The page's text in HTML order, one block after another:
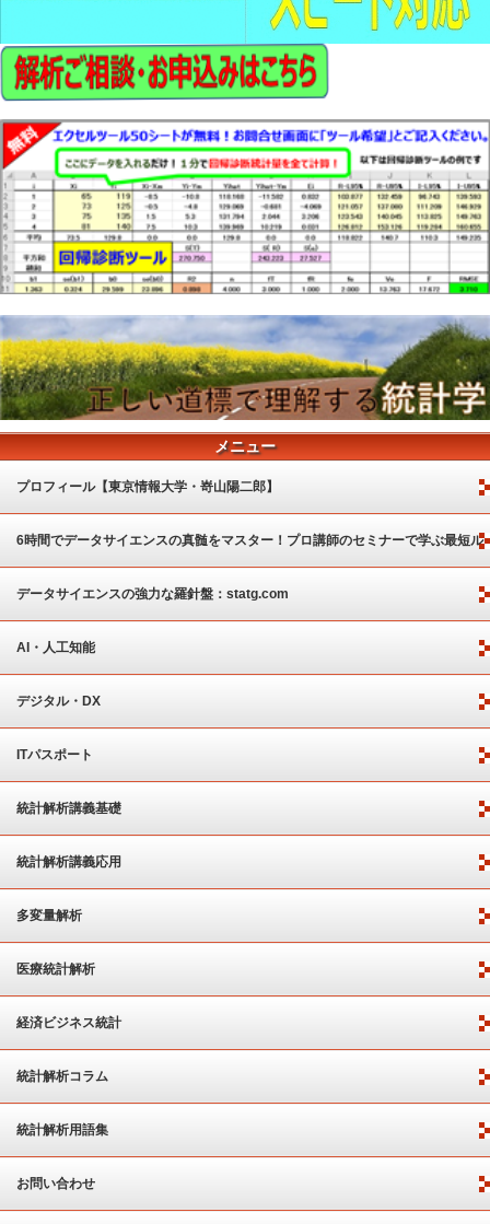
メニュー
プロフィール【東京情報大学・嵜山陽二郎】
6時間でデータサイエンスの真髄をマスター！プロ講師のセミナーで学ぶ最短ル
ート
データサイエンスの強力な羅針盤：statg.com
AI・人工知能
デジタル・DX
ITパスポート
統計解析講義基礎
統計解析講義応用
多変量解析
医療統計解析
経済ビジネス統計
統計解析コラム
統計解析用語集
お問い合わせ